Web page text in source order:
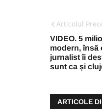
Articolul
VIDEO. 5
modern, însă
jurnalist îi
sunt ca și
ARTICOLE